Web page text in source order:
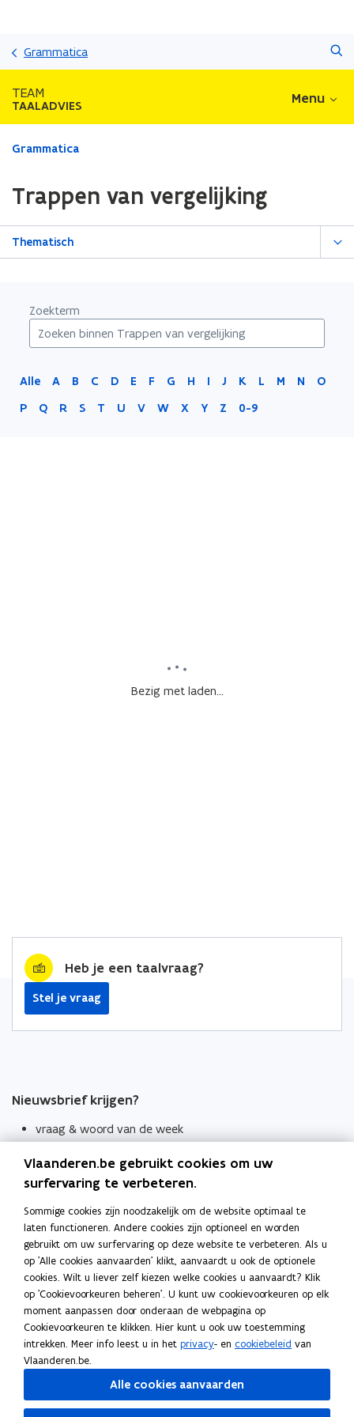
Grammatica
TEAM
TAALADVIES Menu
Gedaan
zich
op:
Trappen
Grammatica
Trappen van vergelijking
Thematisch
Zoekterm
Alle A B C D E F G H I J K L M N
O
P
Q R S T U V W X Y Z 0-9
Bezig met laden...
Heb je een taalvraag?
Stel je vraag
Nieuwsbrief krijgen?
vraag & woord van de week
Schrijf je in
Thema's
Taaladviezen
Spellingregels
Tips voor duidelijke taal
Bekijk ook
Spellingtests
Boek- en webwijzer
Vlaanderen.be gebruikt cookies om uw
surfervaring te verbeteren.
Sommige cookies zijn noodzakelijk om de website optimaal te
laten functioneren. Andere cookies zijn optioneel en worden
gebruikt om uw surfervaring op deze website te verbeteren. Als u
op 'Alle cookies aanvaarden' klikt, aanvaardt u ook de optionele
cookies. Wilt u liever zelf kiezen welke cookies u aanvaardt? Klik
op 'Cookievoorkeuren beheren'. U kunt uw cookievoorkeuren op elk
moment aanpassen door onderaan de webpagina op
Cookievoorkeuren te klikken. Hier kunt u ook uw toestemming
intrekken. Meer info leest u in het privacy- en cookiebeleid van
Vlaanderen.be.
Alle cookies aanvaarden